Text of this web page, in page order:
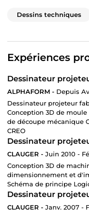
Dessins techniques
Expériences
Dessinateur
ALPHAFORM - Depuis
Dessinateur projeteur
Conception 3D de
de découpe mécanique
CREO
Dessinateur
CLAUGER - Juin 2010 -
Conception 3D de
dimensionnement et
Schéma de principe
Dessinateur
CLAUGER - Janv. 2007 -